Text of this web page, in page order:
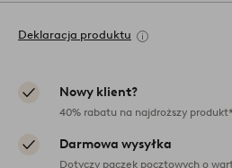
Deklaracja produktu
Nowy klient?
40% rabatu na najdroższy
Darmowa wysyłka
Dotyczy paczek pocztowych o